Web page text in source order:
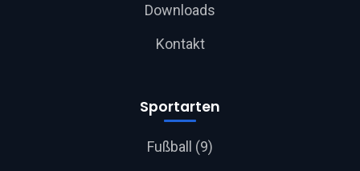
Downloads
Kontakt
Sportarten
Fußball (9)